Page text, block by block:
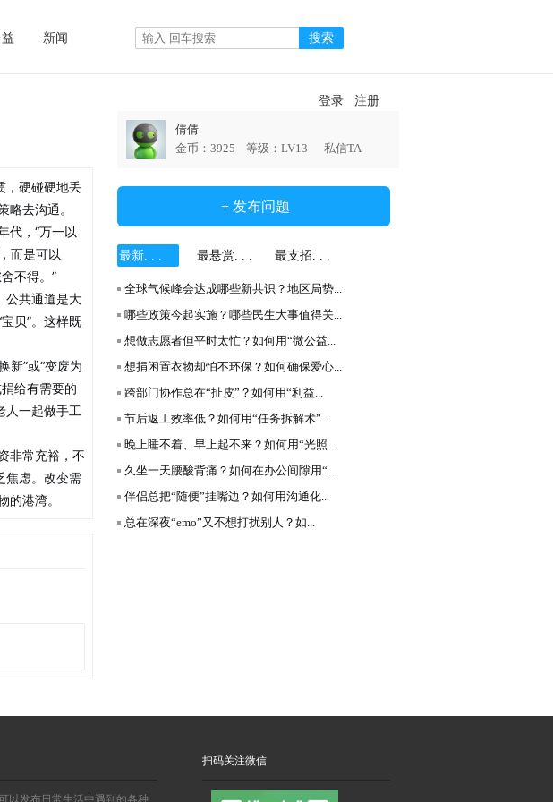
新闻
登录 注册
，硬碰硬地丢
去沟通。
代，“万一以
而是可以
不得。”
公共通道是大
贝”。这样既
新”或“变废为
给有需要的
人一起做手工
非常充裕，不
焦虑。改变需
港湾。
倩倩
金币：3925 等级：LV13 私信TA
+ 发布问题
最新. . . 最悬赏. . . 最支招. . .
全球气候峰会达成哪些新共识？地区局势...
哪些政策今起实施？哪些民生大事值得关...
想做志愿者但平时太忙？如何用“微公益...
想捐闲置衣物却怕不环保？如何确保爱心...
跨部门协作总在“扯皮”？如何用“利益...
节后返工效率低？如何用“任务拆解术”...
晚上睡不着、早上起不来？如何用“光照...
久坐一天腰酸背痛？如何在办公间隙用“...
伴侣总把“随便”挂嘴边？如何用沟通化...
总在深夜“emo”又不想打扰别人？如...
以发布日常生活中遇到的各种
扫码关注微信